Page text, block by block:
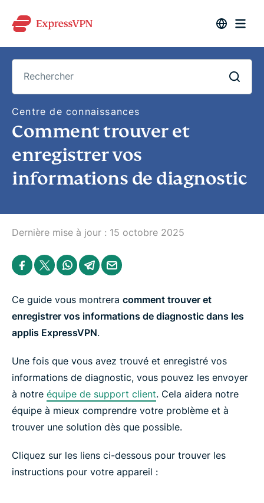
Centre de connaissances
Comment trouver et
enregistrer vos
informations de diagnostic
R
e
c
h
e
r
c
h
e
Dernière mise à jour : 15 octobre 2025
S
h
a
e
i
n
a
b
o
o
k
S
h
a
e
i
n
T
w
t
r
S
h
a
e
i
n
h
s
p
p
S
h
a
e
i
n
e
g
a
m
S
h
a
e
b
y
l
Ce guide vous montrera comment trouver et
enregistrer vos informations de diagnostic dans les
applis ExpressVPN.
Une fois que vous avez trouvé et enregistré vos
informations de diagnostic, vous pouvez les envoyer
à notre équipe de support client. Cela aidera notre
équipe à mieux comprendre votre problème et à
trouver une solution dès que possible.
Cliquez sur les liens ci-dessous pour trouver les
instructions pour votre appareil :